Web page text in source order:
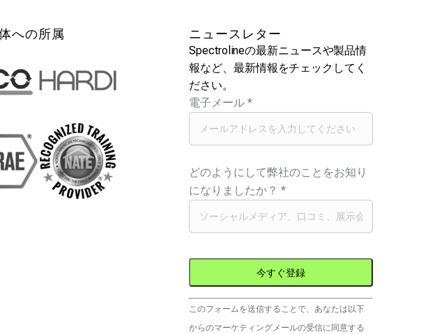
への所属 ニュースレター
Spectrolineの最新ニュースや製品情
報など、最新情報をチェックしてく
ださい。
電子メール*
どのようにして弊社のことをお知り
になりましたか？*
コ
ン
このフォームを送信することで、あなたは以下
からのマーケティングメールの受信に同意する